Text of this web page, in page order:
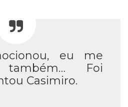
eu me
também… Foi
Casimiro.